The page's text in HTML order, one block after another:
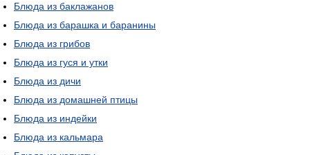
Блюда из баклажанов
Блюда из барашка и баранины
Блюда из грибов
Блюда из гуся и утки
Блюда из дичи
Блюда из домашней птицы
Блюда из индейки
Блюда из кальмара